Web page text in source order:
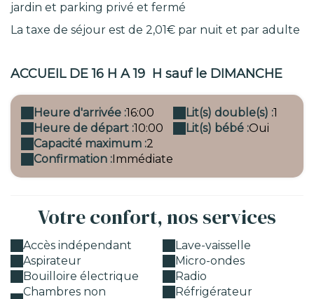
jardin et parking privé et fermé
La taxe de séjour est de 2,01€ par nuit et par adulte
ACCUEIL DE 16 H A 19 H sauf le DIMANCHE
Heure d'arrivée :16:00
Heure de départ :10:00
Capacité maximum :2
Confirmation :Immédiate
Lit(s) double(s) :1
Lit(s) bébé :Oui
Votre confort, nos services
Accès indépendant
Aspirateur
Bouilloire électrique
Chambres non
Lave-vaisselle
Micro-ondes
Radio
Réfrigérateur